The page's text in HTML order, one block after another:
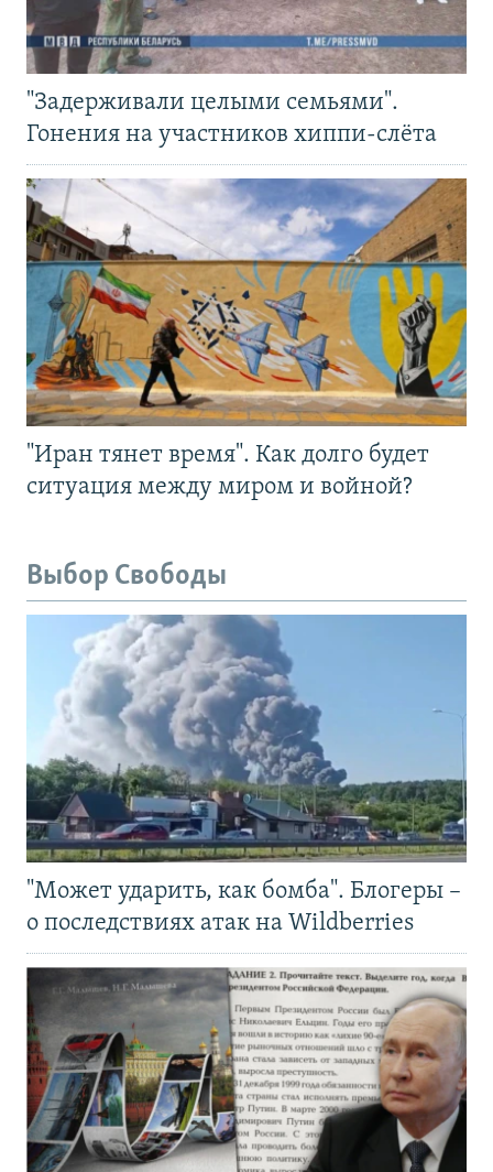
"Задерживали целыми семьями".
Гонения на участников хиппи-слёта
"Иран тянет время". Как долго будет
ситуация между миром и войной?
Выбор Свободы
"Может ударить, как бомба". Блогеры –
о последствиях атак на Wildberries